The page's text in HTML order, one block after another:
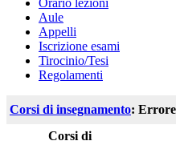
Orario lezioni
Aule
Appelli
Iscrizione esami
Tirocinio/Tesi
Regolamenti
Corsi di insegnamento:
Corsi di